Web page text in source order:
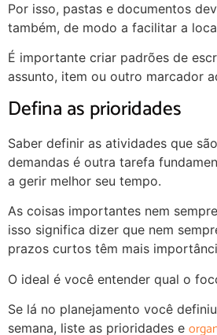
Por isso, pastas e documentos
também, de modo a facilitar a
É importante criar padrões de
assunto, item ou outro marcador
Defina as prioridades
Saber definir as atividades que
demandas é outra tarefa
a gerir melhor seu tempo.
As coisas importantes nem
isso significa dizer que nem
prazos curtos têm mais
O ideal é você entender qual o
Se lá no planejamento você
semana, liste as prioridades e